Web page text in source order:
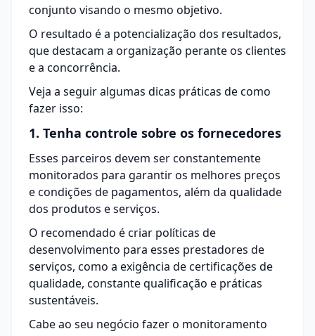
conjunto visando o mesmo objetivo.
O resultado é a potencialização dos resultados,
que destacam a organização perante os clientes
e a concorrência.
Veja a seguir algumas dicas práticas de como
fazer isso:
1. Tenha controle sobre os fornecedores
Esses parceiros devem ser constantemente
monitorados para garantir os melhores preços
e condições de pagamentos, além da qualidade
dos produtos e serviços.
O recomendado é criar políticas de
desenvolvimento para esses prestadores de
serviços, como a exigência de certificações de
qualidade, constante qualificação e práticas
sustentáveis.
Cabe ao seu negócio fazer o monitoramento